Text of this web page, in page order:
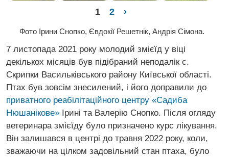
1 2 ›
Фото Ірини Снопко, Євдокії Решетнік, Андрія Сімона.
7 листопада 2021 року молодий змієїд у віці
декількох місяців був підібраний неподалік с.
Скрипки Васильківського району Київської області.
Птах був зовсім знесилений, і його доправили до
приватного реабілітаційного центру «Садиба
Нюшанікове» Ірині та Валерію Снопко. Після огляду
ветеринара змієїду було призначено курс лікування.
Він залишався в центрі до травня 2022 року, коли,
зважаючи на цілком задовільний стан птаха, було